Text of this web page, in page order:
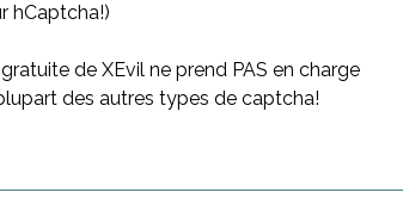
hCaptcha!)
de XEvil ne prend PAS en charge
des autres types de captcha!